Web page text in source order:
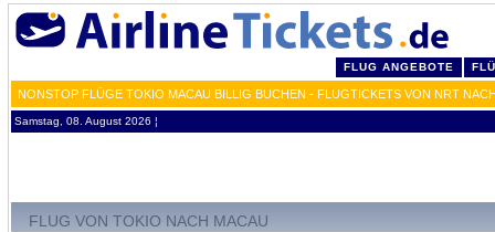
FLUG ANGEBOTE
NONSTOP FLÜGE TOKIO MACAU BILLIG BUCHEN - FLUGTICKETS VON NRT
Samstag, 08. August 2026 ¦
FLUG VON TOKIO NACH MACAU